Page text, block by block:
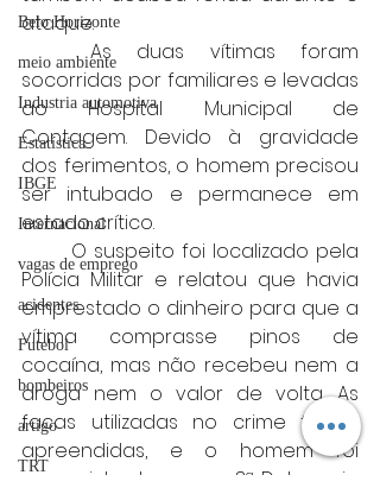
Belo Horizonte
meio ambiente
Industria automotiva
Estatística
IBGE
Internacional
vagas de emprego
acidentes
Futebol
bombeiros
artigo
TRT
ataque.
	As duas vítimas foram
socorridas por familiares e levadas
ao Hospital Municipal de
Contagem. Devido à gravidade
dos ferimentos, o homem precisou
ser intubado e permanece em
estado crítico.
	O suspeito foi localizado pela
Polícia Militar e relatou que havia
emprestado o dinheiro para que a
vítima comprasse pinos de
cocaína, mas não recebeu nem a
droga nem o valor de volta. As
facas utilizadas no crime foram
apreendidas, e o homem foi
encaminhado para a 3ª Delegacia